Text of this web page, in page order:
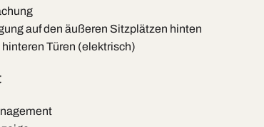
auf den äußeren Sitzplätzen hinten
Türen (elektrisch)